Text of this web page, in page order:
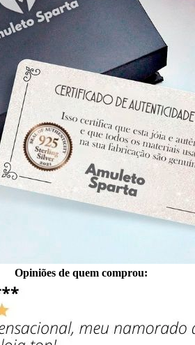
Opiniões de quem comprou: